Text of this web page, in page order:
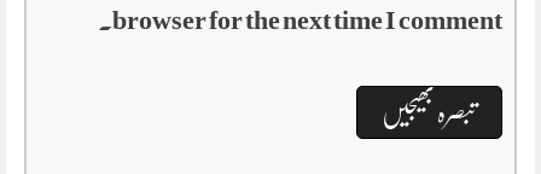
browser for the next time I comment.